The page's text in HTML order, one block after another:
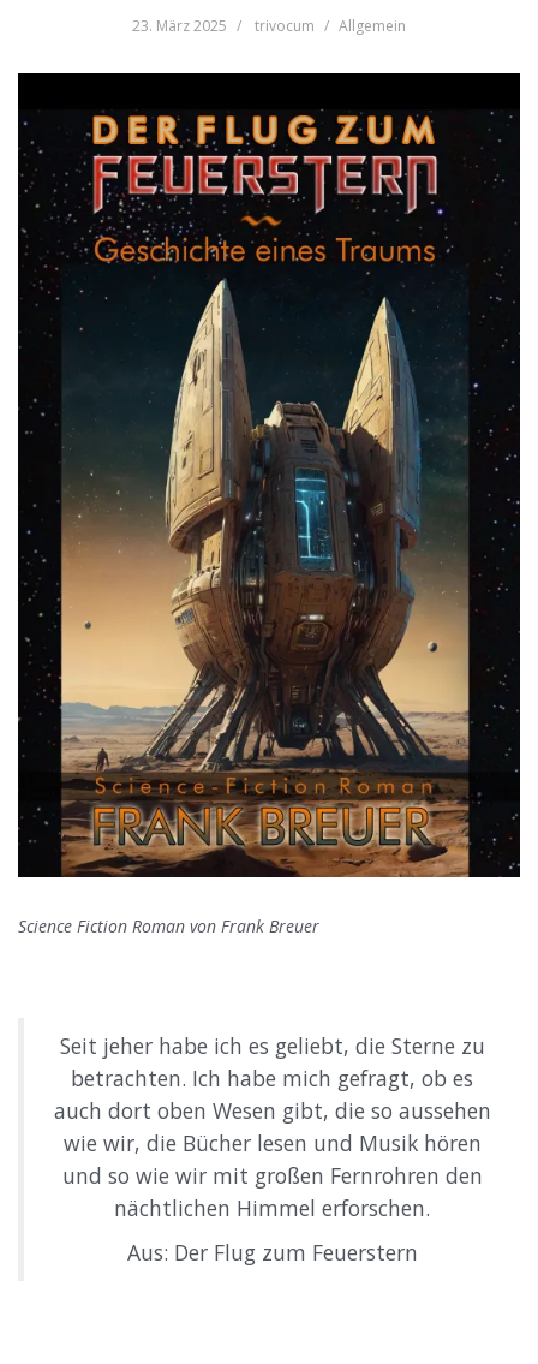
23. März 2025 trivocum Allgemein
Science Fiction Roman von Frank Breuer
Seit jeher habe ich es geliebt, die Sterne zu
betrachten. Ich habe mich gefragt, ob es
auch dort oben Wesen gibt, die so aussehen
wie wir, die Bücher lesen und Musik hören
und so wie wir mit großen Fernrohren den
nächtlichen Himmel erforschen.
Aus: Der Flug zum Feuerstern